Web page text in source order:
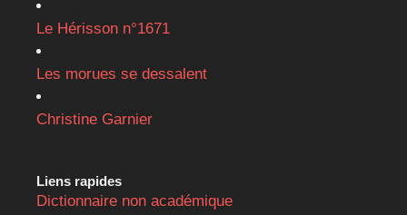
Le Hérisson n°1671
Les morues se dessalent
Christine Garnier
Liens rapides
Dictionnaire non académique